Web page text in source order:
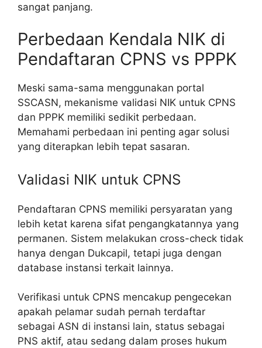
sangat panjang.
Perbedaan Kendala NIK di
Pendaftaran CPNS vs PPPK
Meski sama-sama menggunakan portal
SSCASN, mekanisme validasi NIK untuk CPNS
dan PPPK memiliki sedikit perbedaan.
Memahami perbedaan ini penting agar solusi
yang diterapkan lebih tepat sasaran.
Validasi NIK untuk CPNS
Pendaftaran CPNS memiliki persyaratan yang
lebih ketat karena sifat pengangkatannya yang
permanen. Sistem melakukan cross-check tidak
hanya dengan Dukcapil, tetapi juga dengan
database instansi terkait lainnya.
Verifikasi untuk CPNS mencakup pengecekan
apakah pelamar sudah pernah terdaftar
sebagai ASN di instansi lain, status sebagai
PNS aktif, atau sedang dalam proses hukum